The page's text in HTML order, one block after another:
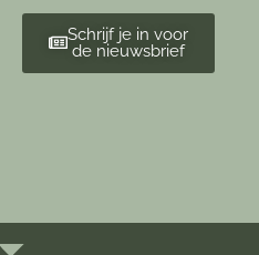
Schrijf je in voor
de nieuwsbrief